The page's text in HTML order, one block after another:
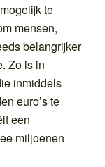
te
mensen,
belangrijker
Zo is in
inmiddels
euro’s te
een
miljoenen